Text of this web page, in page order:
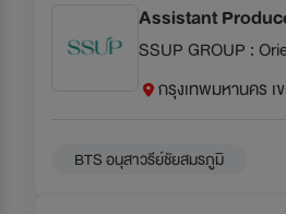
Assistant
กรุงเทพมหานคร เ
BTS อนุสาวรีย์ชัยสมรภูมิ